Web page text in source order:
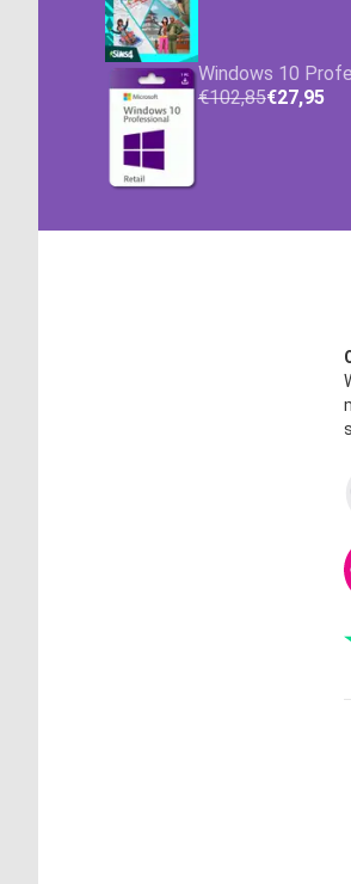
Windows 10
€102,85€27,95